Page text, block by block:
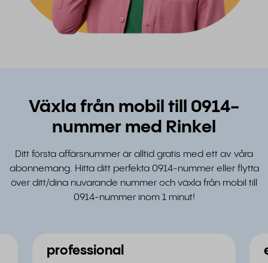
Växla från mobil till 0914-
nummer med Rinkel
Ditt första affärsnummer är alltid gratis med ett av våra
abonnemang. Hitta ditt perfekta 0914-nummer eller flytta
över ditt/dina nuvarande nummer och växla från mobil till
0914-nummer inom 1 minut!
professional